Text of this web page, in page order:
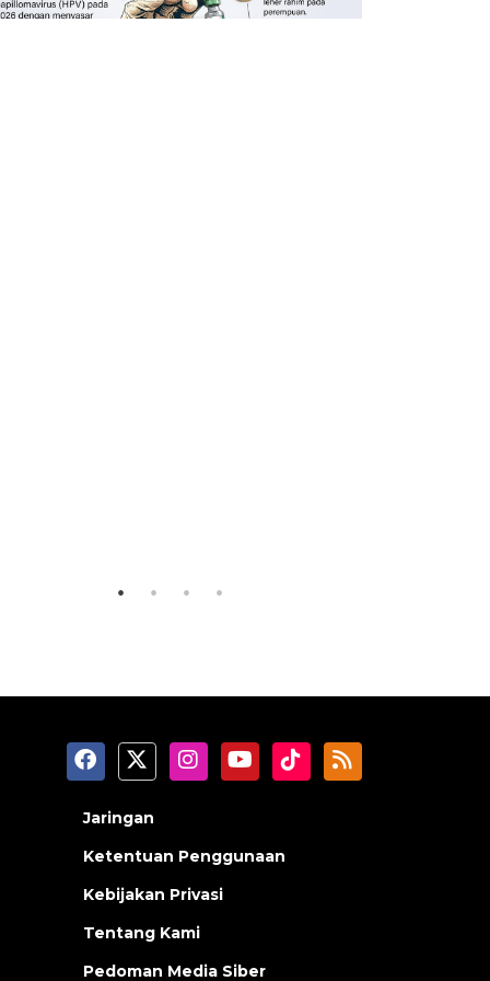
Jaringan
Ketentuan Penggunaan
Kebijakan Privasi
Tentang Kami
Pedoman Media Siber